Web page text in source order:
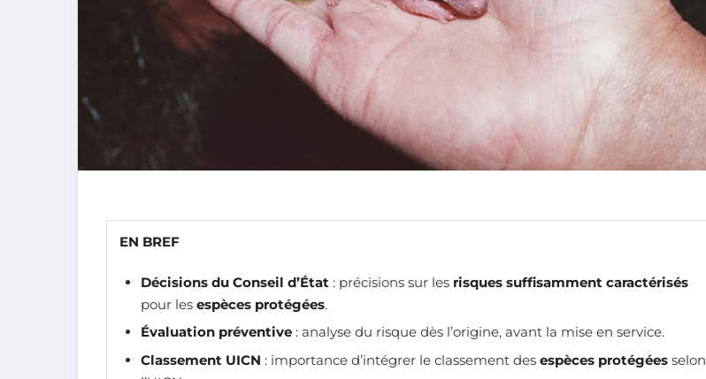
EN BREF
Décisions du Conseil d’État : précisions sur les risques suffisamment caractérisés
pour les espèces protégées.
Évaluation préventive : analyse du risque dès l’origine, avant la mise en service.
Classement UICN : importance d’intégrer le classement des espèces protégées selon